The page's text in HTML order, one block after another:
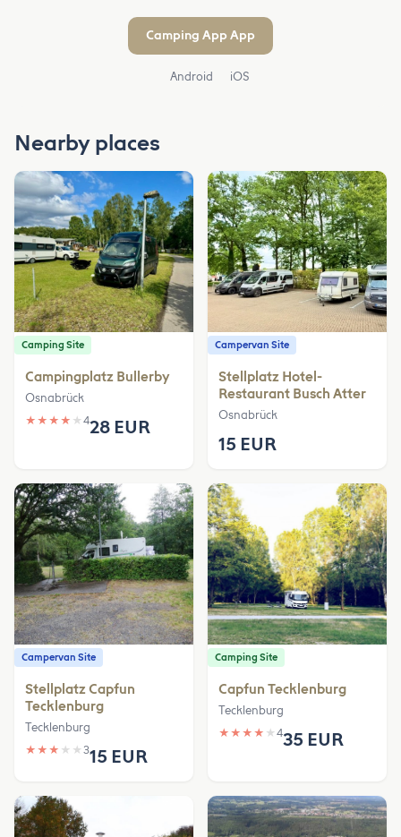
Camping App App
Android iOS
Nearby places
Camping Site
Campingplatz Bullerby
Osnabrück
★ ★ ★ ★ ★ 428 EUR
Campervan Site
Stellplatz Hotel-
Restaurant Busch Atter
Osnabrück
15 EUR
Campervan Site
Stellplatz Capfun
Tecklenburg
Tecklenburg
★ ★ ★ ★ ★ 315 EUR
Camping Site
Capfun Tecklenburg
Tecklenburg
★ ★ ★ ★ ★ 435 EUR